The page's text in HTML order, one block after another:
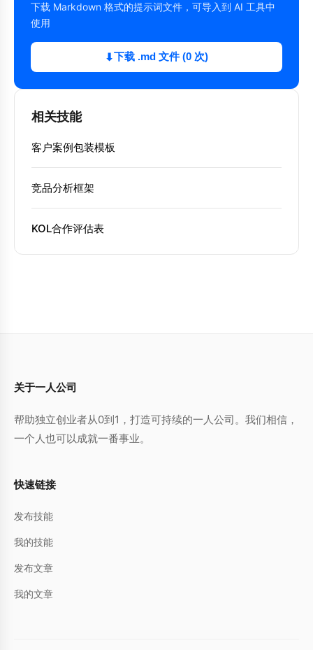
下载 Markdown 格式的提示词文件，可导入到 AI 工具中
使用
⬇下载 .md 文件 (0 次)
相关技能
客户案例包装模板
竞品分析框架
KOL合作评估表
关于一人公司
帮助独立创业者从0到1，打造可持续的一人公司。我们相信，
一个人也可以成就一番事业。
快速链接
发布技能
我的技能
发布文章
我的文章